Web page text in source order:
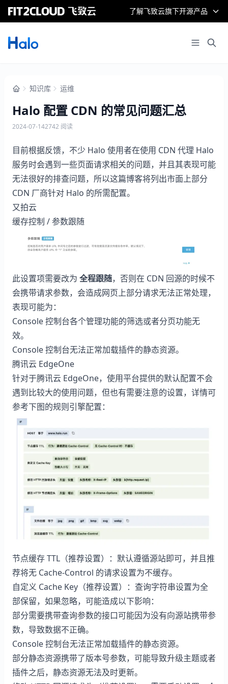
了解飞致云旗下开源产品
知识库 运维
Halo 配置 CDN 的常见问题汇总
2024-07-142742 阅读
目前根据反馈，不少 Halo 使用者在使用 CDN 代理 Halo
服务时会遇到一些页面请求相关的问题，并且其表现可能
无法很好的排查问题，所以这篇博客将列出市面上部分
CDN 厂商针对 Halo 的所需配置。
又拍云
缓存控制 / 参数跟随
此设置项需要改为 全程跟随，否则在 CDN 回源的时候不
会携带请求参数，会造成网页上部分请求无法正常处理，
表现可能为：
Console 控制台各个管理功能的筛选或者分页功能无
效。
Console 控制台无法正常加载插件的静态资源。
腾讯云 EdgeOne
针对于腾讯云 EdgeOne，使用平台提供的默认配置不会
遇到比较大的使用问题，但也有需要注意的设置，详情可
参考下图的规则引擎配置：
节点缓存 TTL（推荐设置）：默认遵循源站即可，并且推
荐将无 Cache-Control 的请求设置为不缓存。
自定义 Cache Key（推荐设置）：查询字符串设置为全
部保留，如果忽略，可能造成以下影响：
部分需要携带查询参数的接口可能因为没有向源站携带参
数，导致数据不正确。
Console 控制台无法正常加载插件的静态资源。
部分静态资源携带了版本号参数，可能导致升级主题或者
插件之后，静态资源无法及时更新。